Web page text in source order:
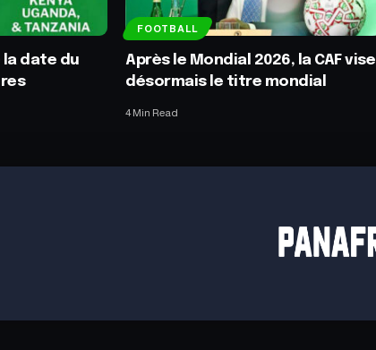
la date du
FOOTBALL
Après le Mondial 2026, la CAF vise
désormais le titre mondial
4 Min Read